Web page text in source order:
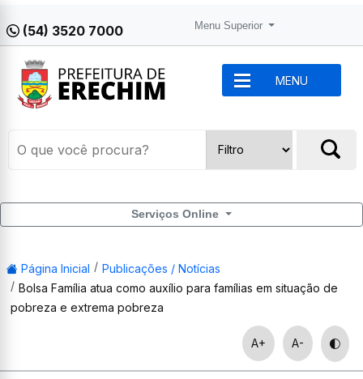
(54) 3520 7000 Menu Superior
MENU
Serviços Online
Página Inicial
Publicações / Notícias
Bolsa Família atua como auxílio para famílias em situação de
pobreza e extrema pobreza
A+ A-